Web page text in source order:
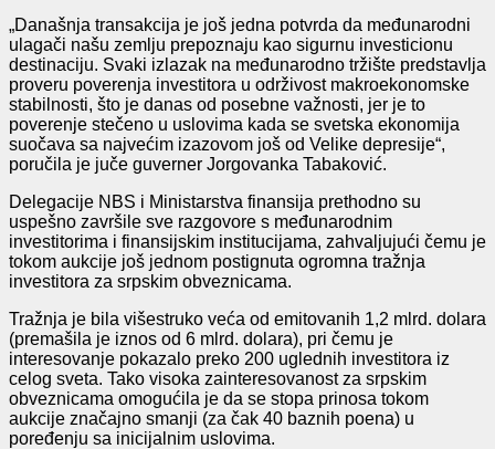
„Današnja transakcija je još jedna potvrda da međunarodni
ulagači našu zemlju prepoznaju kao sigurnu investicionu
destinaciju. Svaki izlazak na međunarodno tržište predstavlja
proveru poverenja investitora u održivost makroekonomske
stabilnosti, što je danas od posebne važnosti, jer je to
poverenje stečeno u uslovima kada se svetska ekonomija
suočava sa najvećim izazovom još od Velike depresije“,
poručila je juče guverner Jorgovanka Tabaković.
Delegacije NBS i Ministarstva finansija prethodno su
uspešno završile sve razgovore s međunarodnim
investitorima i finansijskim institucijama, zahvaljujući čemu je
tokom aukcije još jednom postignuta ogromna tražnja
investitora za srpskim obveznicama.
Tražnja je bila višestruko veća od emitovanih 1,2 mlrd. dolara
(premašila je iznos od 6 mlrd. dolara), pri čemu je
interesovanje pokazalo preko 200 uglednih investitora iz
celog sveta. Tako visoka zainteresovanost za srpskim
obveznicama omogućila je da se stopa prinosa tokom
aukcije značajno smanji (za čak 40 baznih poena) u
poređenju sa inicijalnim uslovima.